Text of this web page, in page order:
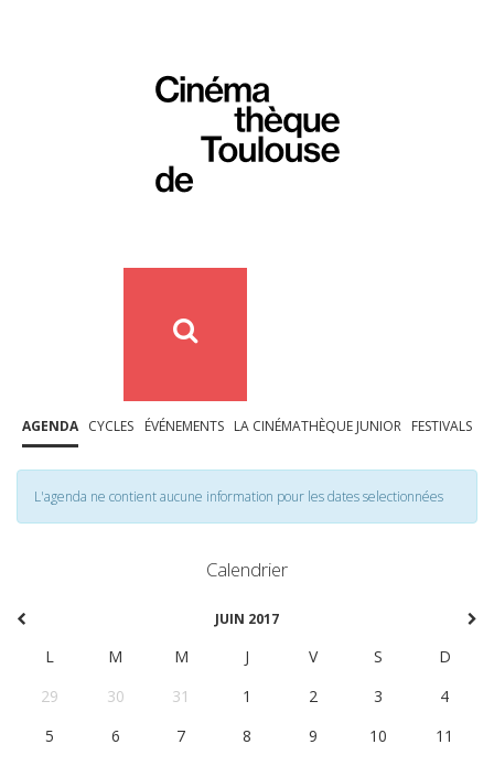
AGENDA CYCLES ÉVÉNEMENTS LA CINÉMATHÈQUE JUNIOR FESTIVALS
L'agenda ne contient aucune information pour les dates selectionnées
Calendrier
JUIN 2017
L M M J V S
D
29
30 31 1 2 3
4
5
6 7 8 9 10
11